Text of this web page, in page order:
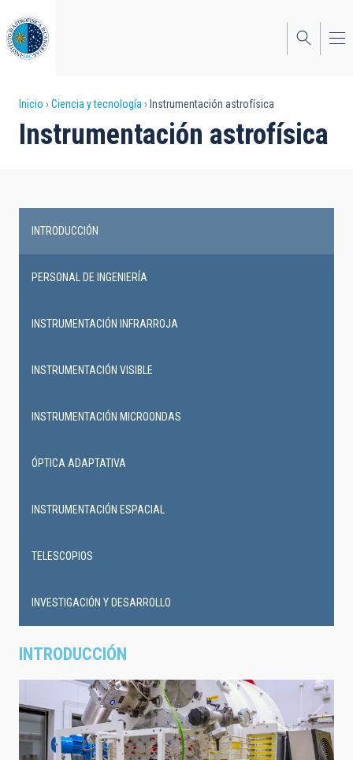
al
contenido
principal
Sobrescribir
enlaces
navegación
Inicio Ciencia y tecnología Instrumentación astrofísica
Instrumentación astrofísica
INTRODUCCIÓN
navigation
INTRODUCCIÓN
PERSONAL DE INGENIERÍA
INSTRUMENTACIÓN INFRARROJA
INSTRUMENTACIÓN VISIBLE
INSTRUMENTACIÓN MICROONDAS
ÓPTICA ADAPTATIVA
INSTRUMENTACIÓN ESPACIAL
TELESCOPIOS
INVESTIGACIÓN Y DESARROLLO